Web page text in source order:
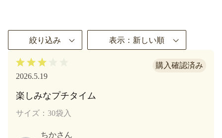
絞り込み 表示：新しい順
2026.5.19
楽しみなプチタイム
サイズ：30袋入
ちかさん